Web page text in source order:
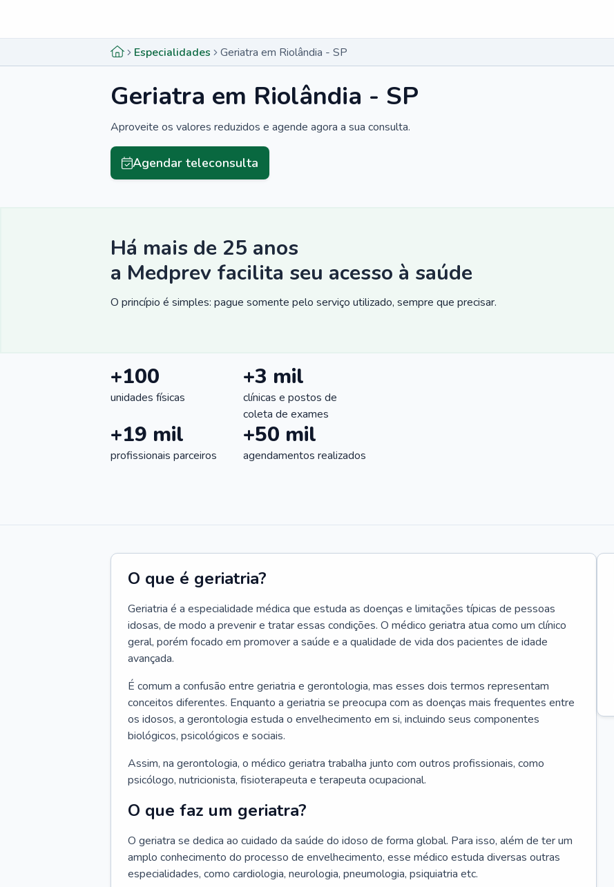
Especialidades Geriatra em Riolândia - SP
Geriatra em Riolândia - SP
Aproveite os valores reduzidos e agende agora a sua consulta.
Agendar teleconsulta
Há mais de 25 anos
a Medprev facilita seu acesso à saúde
O princípio é simples: pague somente pelo serviço utilizado, sempre que precisar.
+100
unidades físicas
+3 mil
clínicas e postos de
coleta de exames
+19 mil
profissionais parceiros
+50 mil
agendamentos realizados
O que é geriatria?
Geriatria é a especialidade médica que estuda as doenças e limitações típicas de pessoas
idosas, de modo a prevenir e tratar essas condições. O médico geriatra atua como um clínico
geral, porém focado em promover a saúde e a qualidade de vida dos pacientes de idade
avançada.
É comum a confusão entre geriatria e gerontologia, mas esses dois termos representam
conceitos diferentes. Enquanto a geriatria se preocupa com as doenças mais frequentes entre
os idosos, a gerontologia estuda o envelhecimento em si, incluindo seus componentes
biológicos, psicológicos e sociais.
Assim, na gerontologia, o médico geriatra trabalha junto com outros profissionais, como
psicólogo, nutricionista, fisioterapeuta e terapeuta ocupacional.
O que faz um geriatra?
O geriatra se dedica ao cuidado da saúde do idoso de forma global. Para isso, além de ter um
amplo conhecimento do processo de envelhecimento, esse médico estuda diversas outras
especialidades, como cardiologia, neurologia, pneumologia, psiquiatria etc.